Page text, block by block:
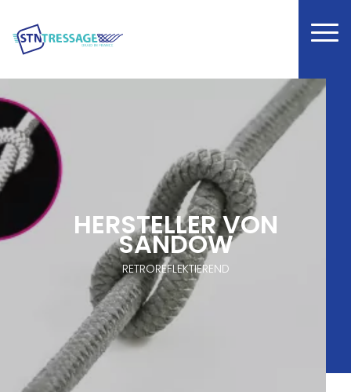
HERSTELLER VON
SANDOW
RETROREFLEKTIEREND